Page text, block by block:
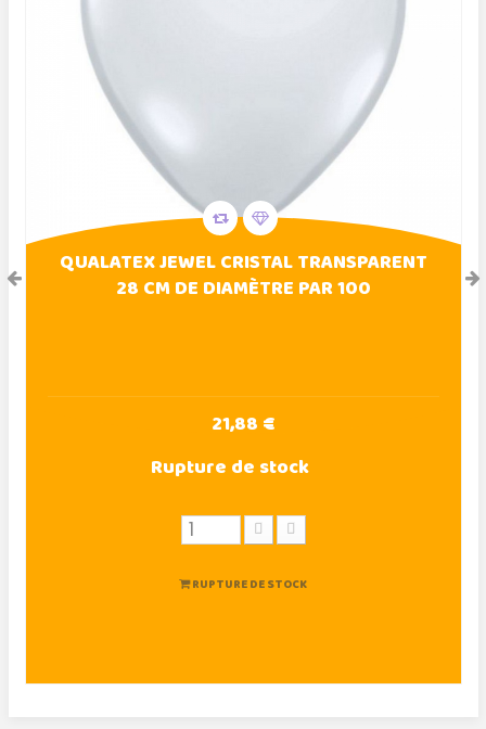
QUALATEX JEWEL CRISTAL TRANSPARENT
28 CM DE DIAMÈTRE PAR 100
21,88 €
Rupture de stock
RUPTURE DE STOCK